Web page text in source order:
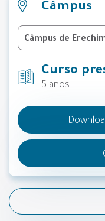
Câmpus
Câmpus de
Curso
5 anos